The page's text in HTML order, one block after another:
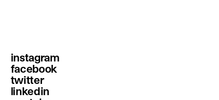
instagram
facebook
twitter
linkedin